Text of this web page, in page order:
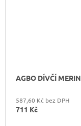
AGBO DÍVČÍ
587,60 Kč bez DPH
711 Kč